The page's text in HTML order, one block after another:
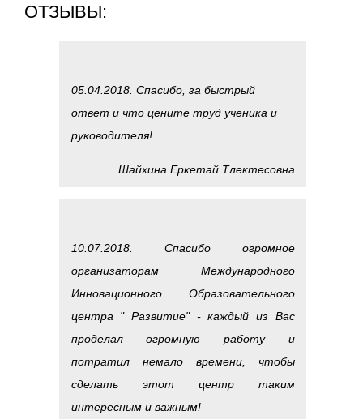
ОТЗЫВЫ:
05.04.2018. Спасибо, за быстрый
ответ и что цените труд ученика и
руководителя!
Шайхина Еркетай Тлектесовна
10.07.2018. Спасибо огромное
организаторам Международного
Инновационного Образовательного
центра " Развитие" - каждый из Вас
проделал огромную работу и
потратил немало времени, чтобы
сделать этот центр таким
интересным и важным!